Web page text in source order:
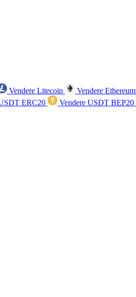
Vendere Litecoin Vendere Ethereum
ERC20 Vendere USDT BEP20